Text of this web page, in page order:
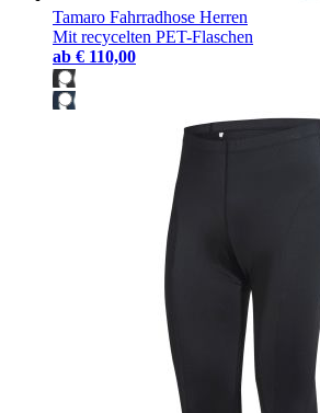
Tamaro Fahrradhose Herren
Mit recycelten PET-Flaschen
ab € 110,00